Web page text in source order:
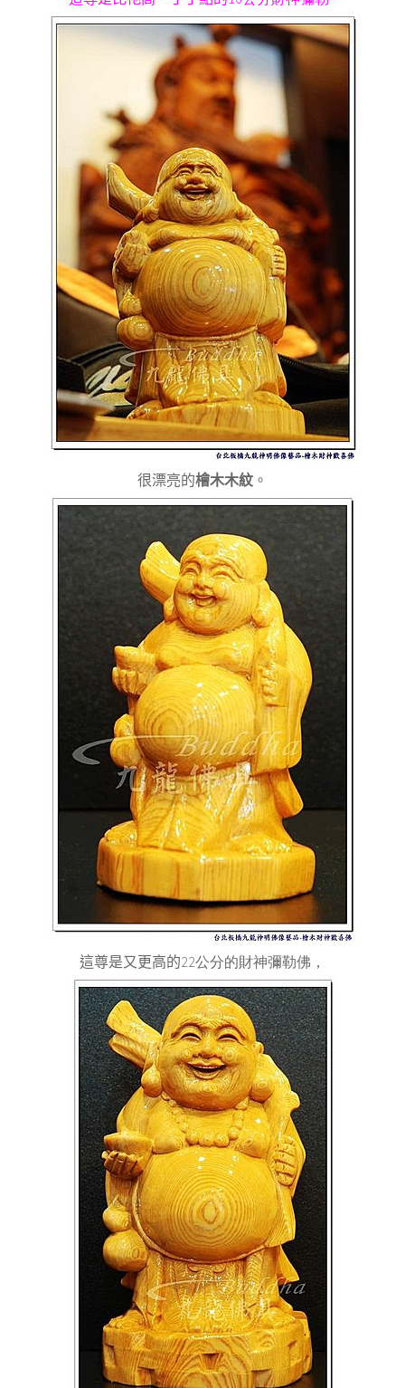
很漂亮的檜木木紋 。
這尊是又更高的22公分的財神彌勒佛，